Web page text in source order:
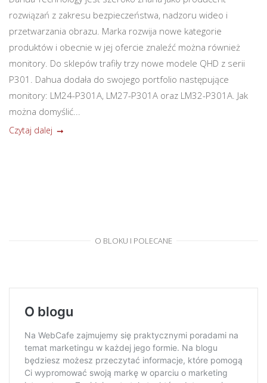
rozwiązań z zakresu bezpieczeństwa, nadzoru wideo i
przetwarzania obrazu. Marka rozwija nowe kategorie
produktów i obecnie w jej ofercie znaleźć można również
monitory. Do sklepów trafiły trzy nowe modele QHD z serii
P301. Dahua dodała do swojego portfolio następujące
monitory: LM24-P301A, LM27-P301A oraz LM32-P301A. Jak
można domyślić...
Czytaj dalej
O BLOKU I POLECANE